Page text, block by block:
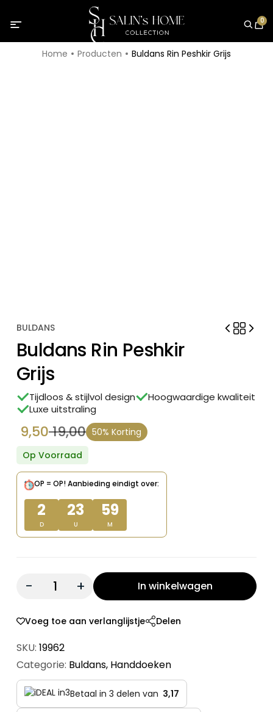
0
Home Producten Buldans Rin Peshkir Grijs
BULDANS
Buldans Rin Peshkir
Grijs
Tijdloos & stijlvol design
Hoogwaardige kwaliteit
Luxe uitstraling
19,00
Oorspronkelijke
prijs
was:
€ 19,00.
9,50
Huidige
prijs
is:
€ 9,50.
50% Korting
Op Voorraad
OP = OP!Aanbieding eindigt over:
2
D
23
U
59
M
Quantity: In winkelwagen
Voeg toe aan verlanglijstje Delen
SKU: 19962
Categorie: Buldans, Handdoeken
Betaal in 3 delen van 3,17